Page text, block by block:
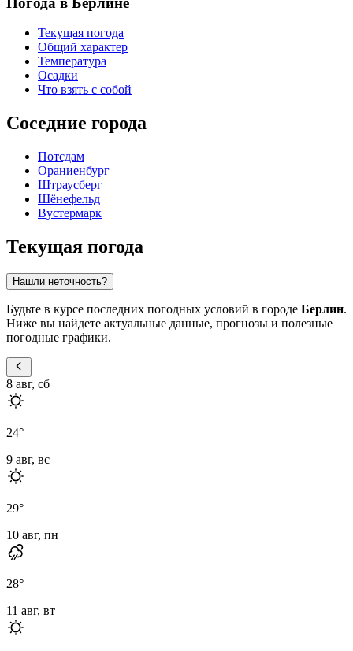
Текущая погода
Общий характер
Температура
Осадки
Что взять с собой
Соседние города
Потсдам
Ораниенбург
Штраусберг
Шёнефельд
Вустермарк
Текущая погода
Нашли неточность?
Будьте в курсе последних погодных условий в городе Берлин.
Ниже вы найдете актуальные данные, прогнозы и полезные
погодные графики.
8 авг, сб
24°
9 авг, вс
29°
10 авг, пн
28°
11 авг, вт